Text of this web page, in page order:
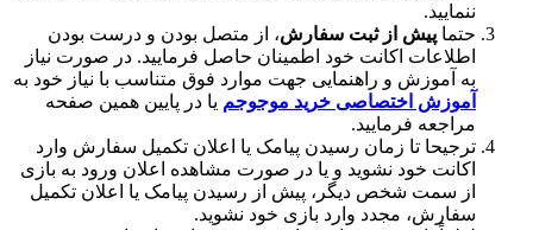
پیش از ثبت سفارش، از متصل بودن و درست بودن
اکانت خود اطمینان حاصل فرمایید. در صورت نیاز
آموزش و راهنمایی جهت موارد فوق متناسب با نیاز خود به
اختصاصی خرید موجوجم یا در پایین همین صفحه
فرمایید.
تا زمان رسیدن پیامک یا اعلان تکمیل سفارش وارد
خود نشوید و یا در صورت مشاهده اعلان ورود به بازی
سمت شخص دیگر، پیش از رسیدن پیامک یا اعلان تکمیل
مجدد وارد بازی خود نشوید.